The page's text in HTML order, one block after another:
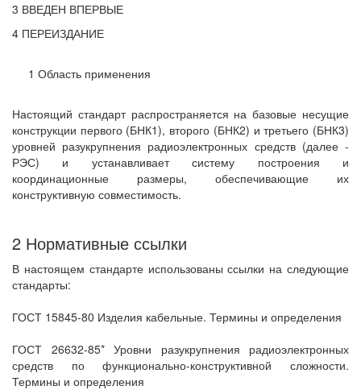
3 ВВЕДЕН ВПЕРВЫЕ
4 ПЕРЕИЗДАНИЕ
1 Область применения
Настоящий стандарт распространяется на базовые несущие
конструкции первого (БНК1), второго (БНК2) и третьего (БНК3)
уровней разукрупнения радиоэлектронных средств (далее -
РЭС) и устанавливает систему построения и
координационные размеры, обеспечивающие их
конструктивную совместимость.
2 Нормативные ссылки
В настоящем стандарте использованы ссылки на следующие
стандарты:
ГОСТ 15845-80 Изделия кабельные. Термины и определения
ГОСТ 26632-85* Уровни разукрупнения радиоэлектронных
средств по функционально-конструктивной сложности.
Термины и определения